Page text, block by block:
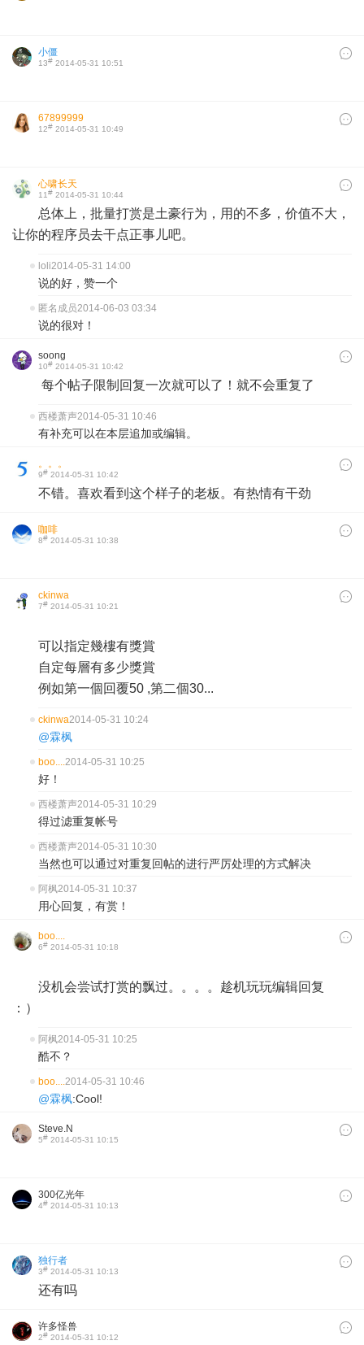
小僵
13# 2014-05-31 10:51
67899999
12# 2014-05-31 10:49
心啸长天
11# 2014-05-31 10:44
总体上，批量打赏是土豪行为，用的不多，价值不大，
让你的程序员去干点正事儿吧。
loli2014-05-31 14:00
说的好，赞一个
匿名成员2014-06-03 03:34
说的很对！
soong
10# 2014-05-31 10:42
每个帖子限制回复一次就可以了！就不会重复了
西楼萧声2014-05-31 10:46
有补充可以在本层追加或编辑。
。。。
9# 2014-05-31 10:42
不错。喜欢看到这个样子的老板。有热情有干劲
咖啡
8# 2014-05-31 10:38
ckinwa
7# 2014-05-31 10:21
可以指定幾樓有獎賞
自定每層有多少獎賞
例如第一個回覆50 ,第二個30...
ckinwa2014-05-31 10:24
@霖枫
boo....2014-05-31 10:25
好！
西楼萧声2014-05-31 10:29
得过滤重复帐号
西楼萧声2014-05-31 10:30
当然也可以通过对重复回帖的进行严厉处理的方式解决
阿枫2014-05-31 10:37
用心回复，有赏！
boo....
6# 2014-05-31 10:18
没机会尝试打赏的飘过。。。。趁机玩玩编辑回复
：）
阿枫2014-05-31 10:25
酷不？
boo....2014-05-31 10:46
@霖枫:Cool!
Steve.N
5# 2014-05-31 10:15
300亿光年
4# 2014-05-31 10:13
独行者
3# 2014-05-31 10:13
还有吗
许多怪兽
2# 2014-05-31 10:12